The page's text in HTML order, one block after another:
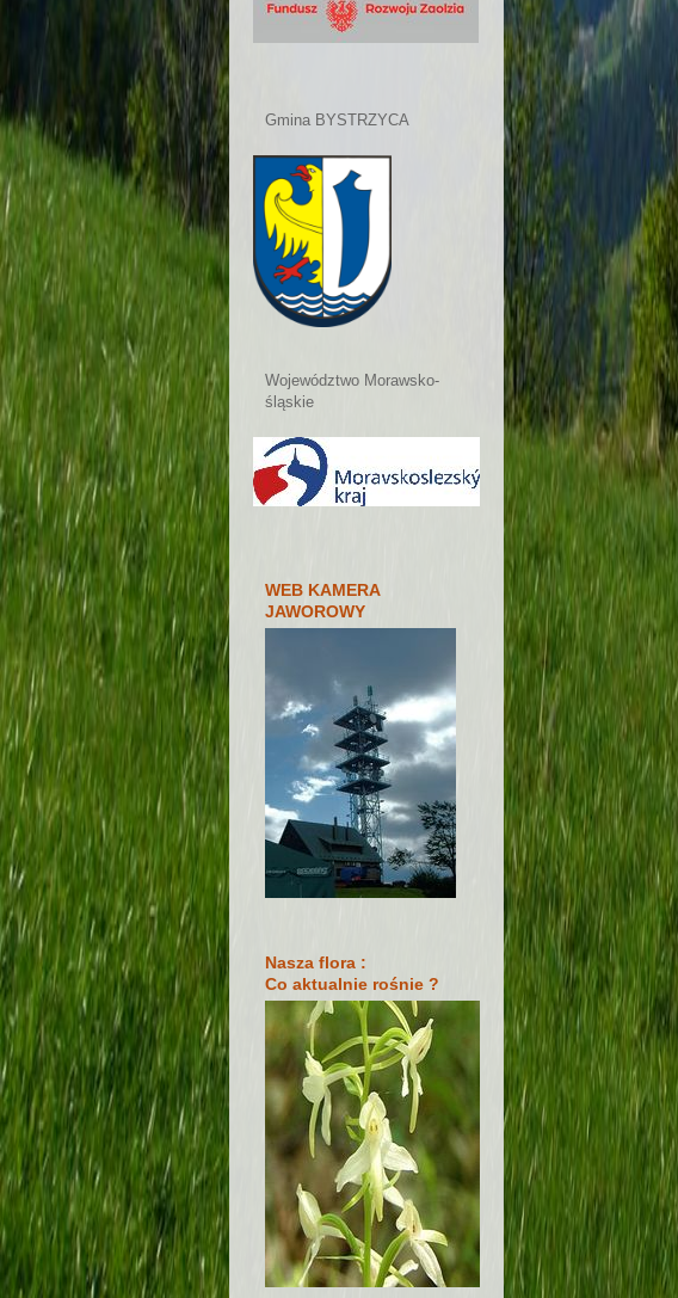
Gmina BYSTRZYCA
Województwo Morawsko-
śląskie
WEB KAMERA
JAWOROWY
Nasza flora :
Co aktualnie rośnie ?